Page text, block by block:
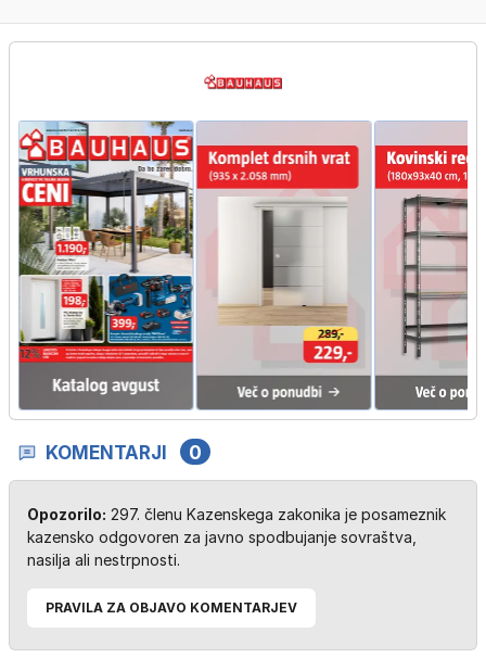
KOMENTARJI 0
Opozorilo: 297. členu Kazenskega zakonika je posameznik
kazensko odgovoren za javno spodbujanje sovraštva,
nasilja ali nestrpnosti.
PRAVILA ZA OBJAVO KOMENTARJEV